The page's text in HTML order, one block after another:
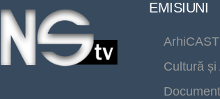
EMISIUNI
ArhiCAST
Cultură și